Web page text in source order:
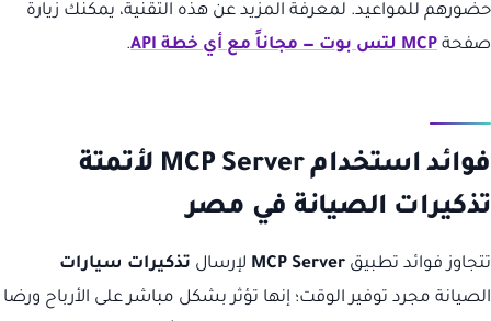
حضورهم للمواعيد. لمعرفة المزيد عن هذه التقنية، يمكنك زيارة
صفحة MCP لتس بوت — مجاناً مع أي خطة API .
فوائد استخدام MCP Server لأتمتة
تذكيرات الصيانة في مصر
تتجاوز فوائد تطبيق MCP Server لإرسال تذكيرات سيارات
الصيانة مجرد توفير الوقت؛ إنها تؤثر بشكل مباشر على الأرباح ورضا